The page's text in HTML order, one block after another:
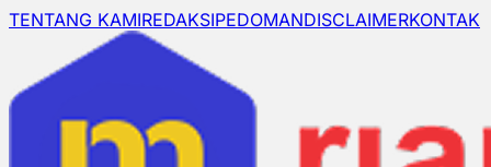
TENTANG KAMIREDAKSIPEDOMANDISCLAIMERKONTAK